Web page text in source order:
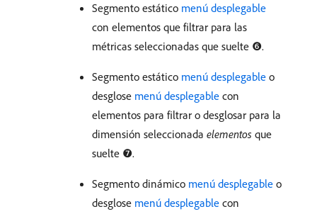
Segmento estático menú desplegable
con elementos que filtrar para las
métricas seleccionadas que suelte ❻.
Segmento estático menú desplegable o
desglose menú desplegable con
elementos para filtrar o desglosar para la
dimensión seleccionada elementos que
suelte ❼.
Segmento dinámico menú desplegable o
desglose menú desplegable con